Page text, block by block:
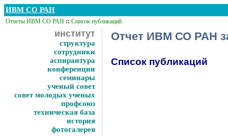
ИВМ СО РАН
Отчеты ИВМ СО РАН :: Список публикаций
институт
структура
сотрудники
аспирантура
конференции
семинары
ученый совет
совет молодых ученых
профсоюз
техническая база
история
фотогалерея
Отчет ИВМ СО РАН
Список публикаций